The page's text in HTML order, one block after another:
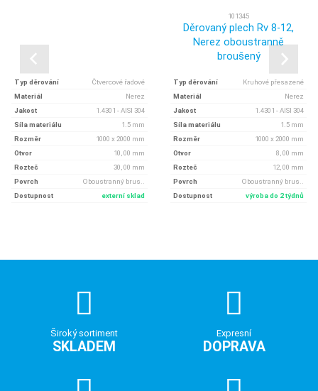
Typ děrování
Čtvercové řadové
Materiál
Nerez
Jakost
1.4301 - AISI 304
Síla materiálu
1.5 mm
Rozměr
1000 x 2000 mm
Otvor
10, 00 mm
Rozteč
30, 00 mm
Povrch
Oboustranný brus..
Dostupnost
externí sklad
101345
Děrovaný plech Rv 8-12,
Nerez oboustranně
broušený
Typ děrování
Kruhové přesazené
Materiál
Nerez
Jakost
1.4301 - AISI 304
Síla materiálu
1.5 mm
Rozměr
1000 x 2000 mm
Otvor
8, 00 mm
Rozteč
12, 00 mm
Povrch
Oboustranný brus..
Dostupnost
výroba do 2 týdnů
Široký sortiment
SKLADEM
Expresní
DOPRAVA